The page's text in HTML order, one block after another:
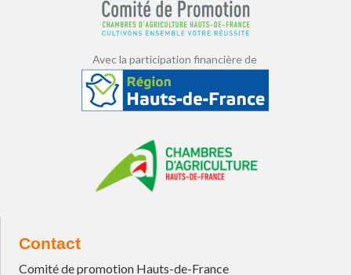
Avec la participation financière de
Contact
Comité de promotion Hauts-de-France